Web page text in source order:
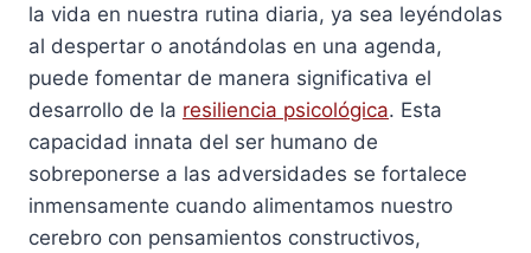
la vida en nuestra rutina diaria, ya sea leyéndolas
al despertar o anotándolas en una agenda,
puede fomentar de manera significativa el
desarrollo de la resiliencia psicológica. Esta
capacidad innata del ser humano de
sobreponerse a las adversidades se fortalece
inmensamente cuando alimentamos nuestro
cerebro con pensamientos constructivos,